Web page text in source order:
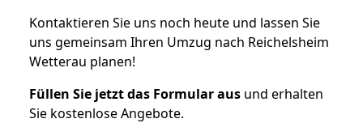
Kontaktieren Sie uns noch heute und lassen Sie
uns gemeinsam Ihren Umzug nach Reichelsheim
Wetterau planen!
Füllen Sie jetzt das Formular aus und erhalten
Sie kostenlose Angebote.